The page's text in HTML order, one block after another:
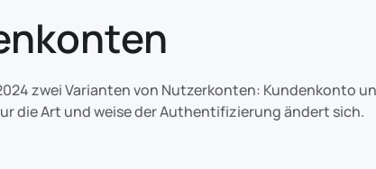
zwei Varianten von Nutzerkonten: Kundenkonto
die Art und weise der Authentifizierung ändert sich.